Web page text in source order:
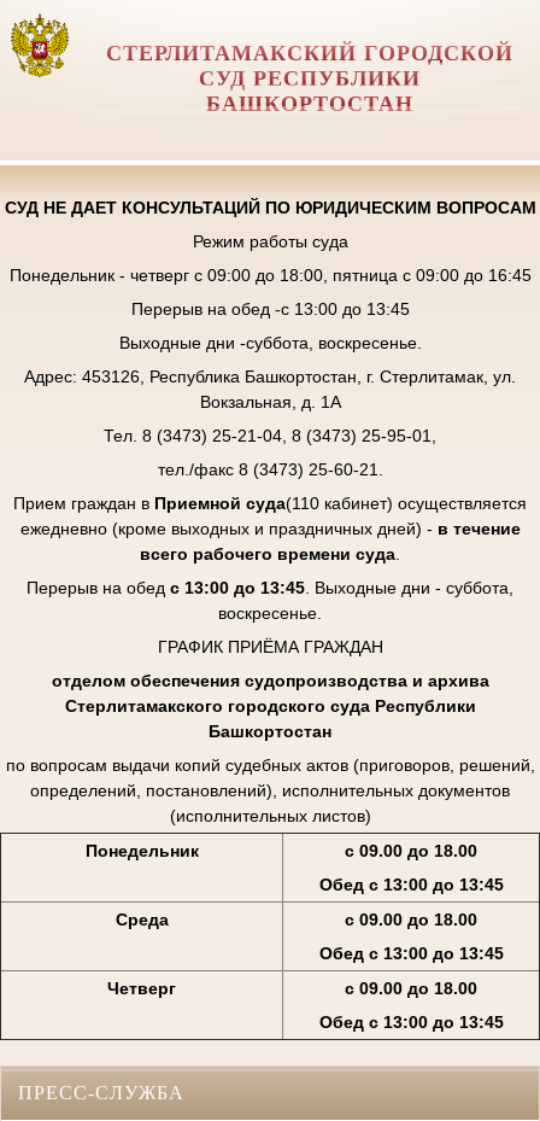
СТЕРЛИТАМАКСКИЙ ГОРОДСКОЙ
СУД РЕСПУБЛИКИ
БАШКОРТОСТАН
СУД НЕ ДАЕТ КОНСУЛЬТАЦИЙ ПО ЮРИДИЧЕСКИМ ВОПРОСАМ
Режим работы суда
Понедельник - четверг с 09:00 до 18:00, пятница с 09:00 до 16:45
Перерыв на обед -с 13:00 до 13:45
Выходные дни -суббота, воскресенье.
Адрес: 453126, Республика Башкортостан, г. Стерлитамак, ул.
Вокзальная, д. 1А
Тел. 8 (3473) 25-21-04, 8 (3473) 25-95-01,
тел./факс 8 (3473) 25-60-21.
Прием граждан в Приемной суда(110 кабинет) осуществляется
ежедневно (кроме выходных и праздничных дней) - в течение
всего рабочего времени суда
Перерыв на обед с 13:00 до 13:45 . Выходные дни - суббота,
воскресенье.
ГРАФИК ПРИЁМА ГРАЖДАН
отделом обеспечения судопроизводства и архива
Стерлитамакского городского суда Республики
Башкортостан
по вопросам выдачи копий судебных актов (приговоров, решений,
определений, постановлений), исполнительных документов
(исполнительных листов)
Понедельник
с 09.00 до 18.00
Обед с 13:00 до 13:45
Среда
с 09.00 до 18.00
Обед с 13:00 до 13:45
Четверг
с 09.00 до 18.00
Обед с 13:00 до 13:45
ПРЕСС-СЛУЖБА